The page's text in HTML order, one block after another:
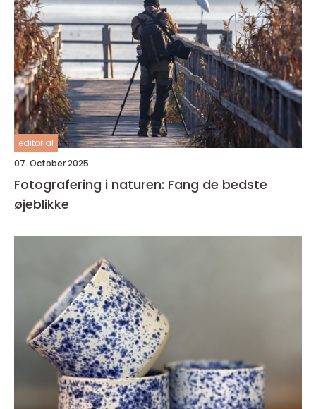
editorial
07. October 2025
Fotografering i naturen: Fang de bedste
øjeblikke